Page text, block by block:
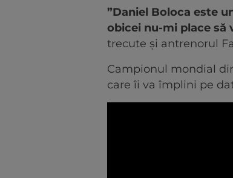
”Daniel Boloca este
obicei nu-mi place să
trecute și antrenorul
Campionul mondial
care îi va împlini pe